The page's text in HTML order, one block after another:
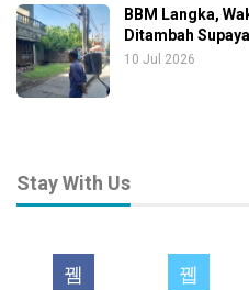
BBM Langka,
Ditambah
10 Jul 2026
Stay With Us